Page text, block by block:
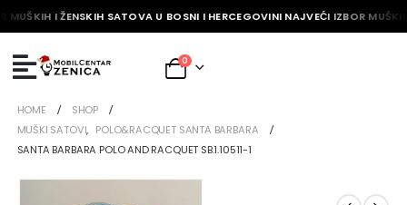
MUŠKIH I ŽENSKIH SATOVA U BOSNI I HERCEGOVINI NAJVEĆI IZBOR
0
HOME
SHOP
MUŠKI SATOVI, POLO&RACQUET SANTA BARBARA
SANTA BARBARA POLO AND RACQUET SB.1.10511-1